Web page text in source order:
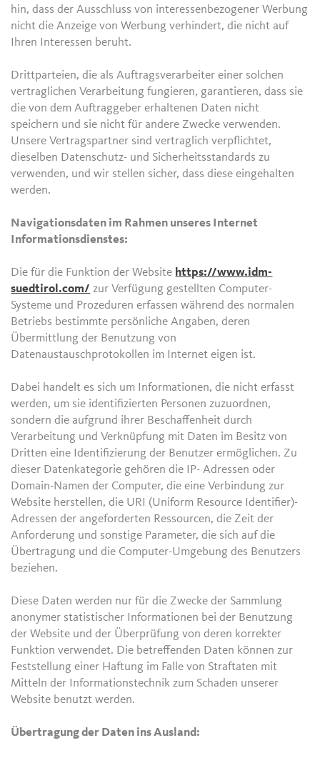
hin, dass der Ausschluss von interessenbezogener Werbung
nicht die Anzeige von Werbung verhindert, die nicht auf
Ihren Interessen beruht.
Drittparteien, die als Auftragsverarbeiter einer solchen
vertraglichen Verarbeitung fungieren, garantieren, dass sie
die von dem Auftraggeber erhaltenen Daten nicht
speichern und sie nicht für andere Zwecke verwenden.
Unsere Vertragspartner sind vertraglich verpflichtet,
dieselben Datenschutz- und Sicherheitsstandards zu
verwenden, und wir stellen sicher, dass diese eingehalten
werden.
Navigationsdaten im Rahmen unseres Internet
Informationsdienstes:
Die für die Funktion der Website https://www.idm-
suedtirol.com/ zur Verfügung gestellten Computer-
Systeme und Prozeduren erfassen während des normalen
Betriebs bestimmte persönliche Angaben, deren
Übermittlung der Benutzung von
Datenaustauschprotokollen im Internet eigen ist.
Dabei handelt es sich um Informationen, die nicht erfasst
werden, um sie identifizierten Personen zuzuordnen,
sondern die aufgrund ihrer Beschaffenheit durch
Verarbeitung und Verknüpfung mit Daten im Besitz von
Dritten eine Identifizierung der Benutzer ermöglichen. Zu
dieser Datenkategorie gehören die IP- Adressen oder
Domain-Namen der Computer, die eine Verbindung zur
Website herstellen, die URI (Uniform Resource Identifier)-
Adressen der angeforderten Ressourcen, die Zeit der
Anforderung und sonstige Parameter, die sich auf die
Übertragung und die Computer-Umgebung des Benutzers
beziehen.
Diese Daten werden nur für die Zwecke der Sammlung
anonymer statistischer Informationen bei der Benutzung
der Website und der Überprüfung von deren korrekter
Funktion verwendet. Die betreffenden Daten können zur
Feststellung einer Haftung im Falle von Straftaten mit
Mitteln der Informationstechnik zum Schaden unserer
Website benutzt werden.
Übertragung der Daten ins Ausland: